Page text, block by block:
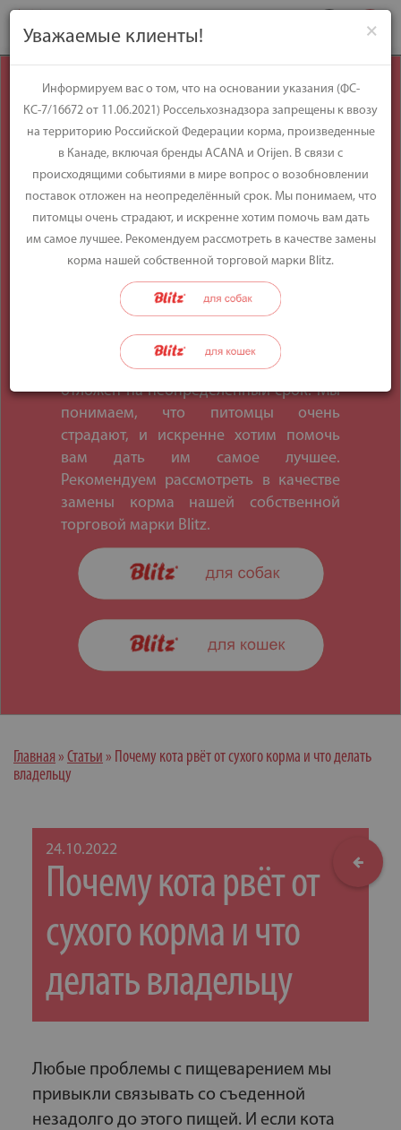
Уважаемые
клиенты!
Информируем вас о том, что на
основании указания (ФС-КС-7/16672 от
11.06.2021) Россельхознадзора
запрещены к ввозу на территорию
Российской Федерации корма,
произведенные в Канаде, включая
происходящими событиями в мире
вопрос о возобновлении поставок
отложен на неопределённый срок. Мы
понимаем, что питомцы очень
страдают, и искренне хотим помочь
вам дать им самое лучшее.
Рекомендуем рассмотреть в качестве
замены корма нашей собственной
торговой марки Blitz.
Главная » Статьи » Почему кота рвёт от сухого корма и что делать
владельцу
24.10.2022
Почему кота рвёт от
сухого корма и что
делать владельцу
Любые проблемы с пищеварением мы
привыкли связывать со съеденной
незадолго до этого пищей. И если кота
×
Уважаемые клиенты!
Информируем вас о том, что на основании указания (ФС-
КС-7/16672 от 11.06.2021) Россельхознадзора запрещены к ввозу
на территорию Российской Федерации корма, произведенные
в Канаде, включая бренды ACANA и Orijen. В связи с
происходящими событиями в мире вопрос о возобновлении
поставок отложен на неопределённый срок. Мы понимаем, что
питомцы очень страдают, и искренне хотим помочь вам дать
им самое лучшее. Рекомендуем рассмотреть в качестве замены
корма нашей собственной торговой марки Blitz.